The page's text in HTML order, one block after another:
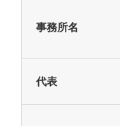
事務所名
代表